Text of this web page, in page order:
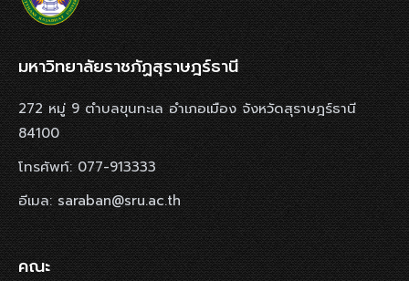
มหาวิทยาลัยราชภัฏสุราษฎร์ธานี
272 หมู่ 9 ตำบลขุนทะเล อำเภอเมือง จังหวัดสุราษฎร์ธานี
84100
โทรศัพท์: 077-913333
อีเมล: saraban@sru.ac.th
คณะ